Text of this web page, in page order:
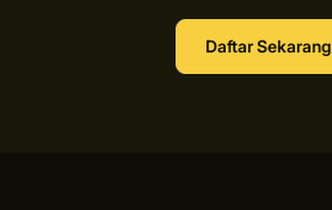
Daftar Sekarang